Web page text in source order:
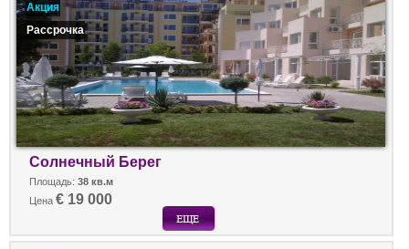
Акция
Рассрочка
Солнечный Берег
Площадь: 38 кв.м
Цена € 19 000